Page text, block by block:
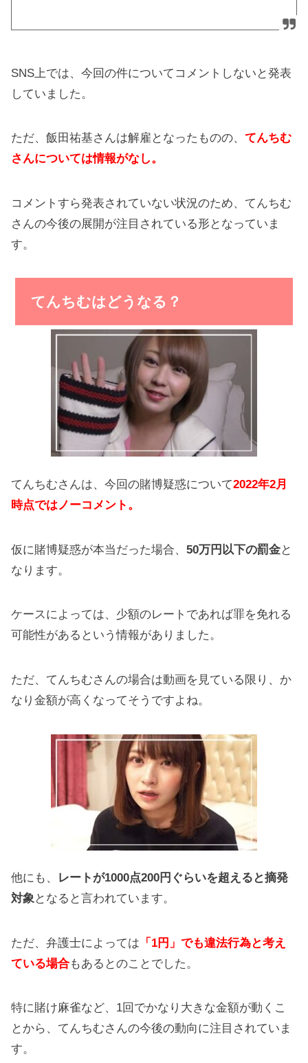
SNS上では、今回の件についてコメントしないと発表
していました。
ただ、飯田祐基さんは解雇となったものの、てんちむ
さんについては情報がなし。
コメントすら発表されていない状況のため、てんちむ
さんの今後の展開が注目されている形となっていま
す。
てんちむはどうなる？
てんちむさんは、今回の賭博疑惑について2022年2月
時点ではノーコメント。
仮に賭博疑惑が本当だった場合、50万円以下の罰金と
なります。
ケースによっては、少額のレートであれば罪を免れる
可能性があるという情報がありました。
ただ、てんちむさんの場合は動画を見ている限り、か
なり金額が高くなってそうですよね。
他にも、 レートが1000点200円ぐらいを超えると摘発
対象となると言われています。
ただ、弁護士によっては 「1円」でも違法行為と考え
ている場合もあるとのことでした。
特に賭け麻雀など、1回でかなり大きな金額が動くこ
とから、てんちむさんの今後の動向に注目されていま
す。